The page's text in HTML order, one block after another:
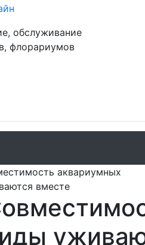
обслуживание
флорариумов
аквариумных
вместе